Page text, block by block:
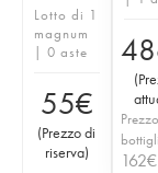
Lotto di 1
magnum
| 0 aste
55€
(Prezzo di
riserva)
(
162€